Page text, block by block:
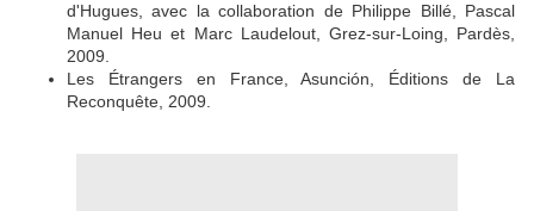
d'Hugues, avec la collaboration de Philippe Billé, Pascal
Manuel Heu et Marc Laudelout, Grez-sur-Loing, Pardès,
2009.
Les Étrangers en France, Asunción, Éditions de La
Reconquête, 2009.